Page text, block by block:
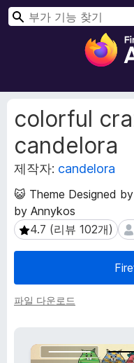
검
colorful
candelora
제작자: candelora
😺 Theme Designed
by Annykos
4.7 (리뷰 102개)
4.7 (리뷰 102개)
파일 다운로드
확
장
메
타
데
이
터